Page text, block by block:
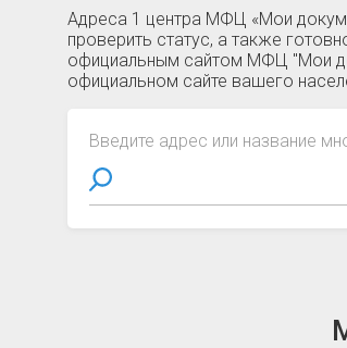
Адреса 1 центра МФЦ «Мои
проверить статус, а также
официальным сайтом МФЦ "Мои
официальном сайте вашего
Введите адрес или название